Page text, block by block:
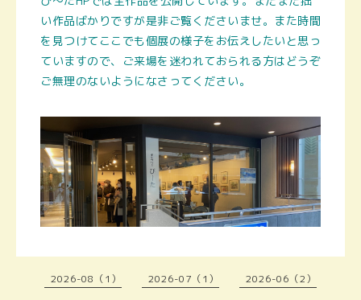
い作品ばかりですが是非ご覧くださいませ。また時間
を見つけてここでも個展の様子をお伝えしたいと思っ
ていますので、ご来場を迷われておられる方はどうぞ
ご無理のないようになさってください。
2026-08（1） 2026-07（1） 2026-06（2）